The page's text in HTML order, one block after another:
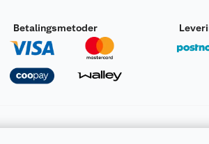
Betalingsmetoder